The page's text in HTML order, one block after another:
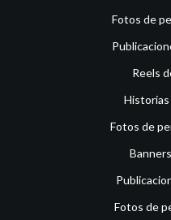
Fotos de
Reels
Fotos de
Fotos de